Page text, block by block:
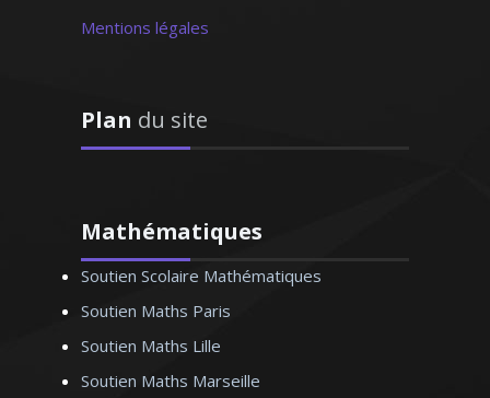
passionné par les sciences et
l'enseignement, je donne des cours
particuliers pour toutes les classes du
lycée et aux étudiants du supérieur.
élève, je m’efforce à assurer un
accompagnement pédagogique
Mentions légales
Plan du site
Mathématiques
Soutien Scolaire Mathématiques
Soutien Maths Paris
Soutien Maths Lille
Soutien Maths Marseille